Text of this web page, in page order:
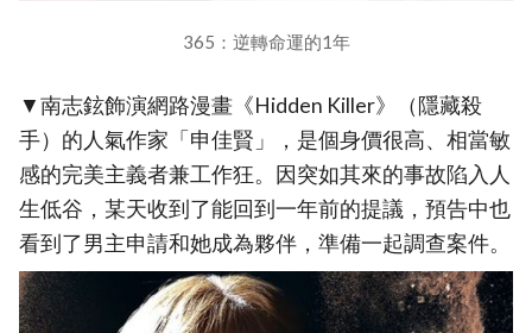
365：逆轉命運的1年
▼南志鉉飾演網路漫畫《Hidden Killer》（隱藏殺
手）的人氣作家「申佳賢」，是個身價很高、相當敏
感的完美主義者兼工作狂。因突如其來的事故陷入人
生低谷，某天收到了能回到一年前的提議，預告中也
看到了男主申請和她成為夥伴，準備一起調查案件。